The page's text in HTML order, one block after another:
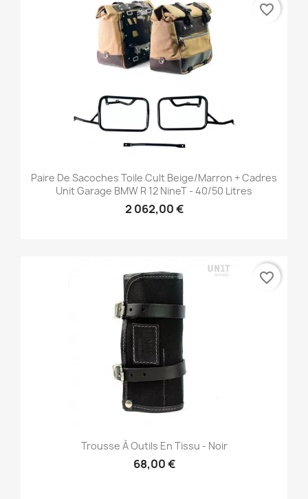
Paire De Sacoches Toile Cult Beige/marron + Cadres
Unit Garage BMW R 12 NineT - 40/50 Litres
2 062,00 €
favorite_border
Trousse À Outils En Tissu - Noir
68,00 €
favorite_border